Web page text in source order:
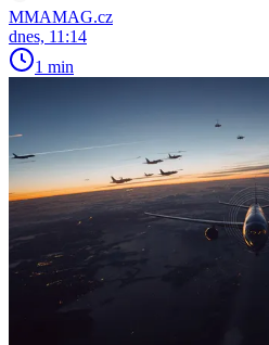
MMAMAG.cz
dnes, 11:14
1 min